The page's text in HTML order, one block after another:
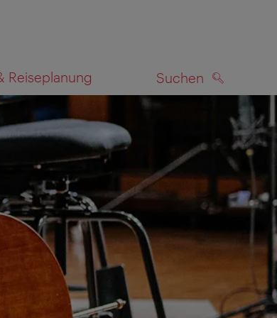
Reiseplanung Suchen
SUCHEN